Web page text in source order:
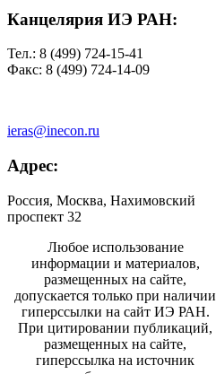
Канцелярия ИЭ РАН:
Тел.: 8 (499) 724-15-41
Факс: 8 (499) 724-14-09
ieras@inecon.ru
Адрес:
Россия, Москва, Нахимовский
проспект 32
Любое использование
информации и материалов,
размещенных на сайте,
допускается только при наличии
гиперссылки на сайт ИЭ РАН.
При цитировании публикаций,
размещенных на сайте,
гиперссылка на источник